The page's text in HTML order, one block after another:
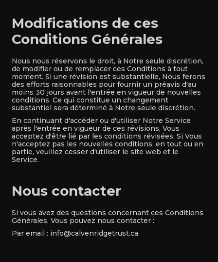
Modifications de ces
Conditions Générales
Nous nous réservons le droit, à Notre seule discrétion,
de modifier ou de remplacer ces Conditions à tout
moment. Si une révision est substantielle, Nous ferons
des efforts raisonnables pour fournir un préavis d'au
moins 30 jours avant l'entrée en vigueur de nouvelles
conditions. Ce qui constitue un changement
substantiel sera déterminé à Notre seule discrétion.
En continuant d'accéder ou d'utiliser Notre Service
après l'entrée en vigueur de ces révisions, Vous
acceptez d'être lié par les conditions révisées. Si Vous
n'acceptez pas les nouvelles conditions, en tout ou en
partie, veuillez cesser d'utiliser le site web et le
Service.
Nous contacter
Si vous avez des questions concernant ces Conditions
Générales, Vous pouvez nous contacter :
Par email : info@calvenridgetrust.ca